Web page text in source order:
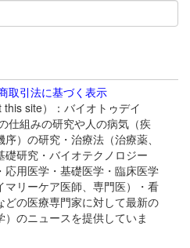
取引法に基づく表示
site）：バイオトゥデイ
仕組みの研究や人の病気（疾
）の研究・治療法（治療薬、
研究・バイオテクノロジー
応用医学・基礎医学・臨床医学
リーケア医師、専門医）・看
の医療専門家に対して最新の
のニュースを提供していま